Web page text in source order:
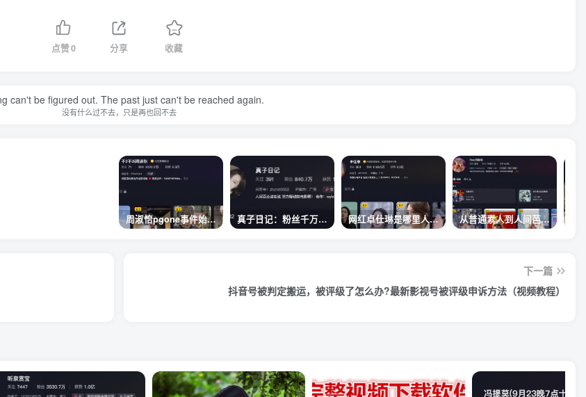
点赞0 分享 收藏
can't be figured out. The past just can't be reached again.
没有什么过不去，只是再也回不去
周淑怡pgone事件始末，周淑怡现状 真子日记：粉丝千万的真子日记是最懂反转的网红吗？ 网红卓仕琳是哪里人，下跪的原因 从普通素人到人间芭比，盘点Real机智张的走红之路
下一篇
抖音号被判定搬运，被评级了怎么办?最新影视号被评级申诉方法（视频教程）